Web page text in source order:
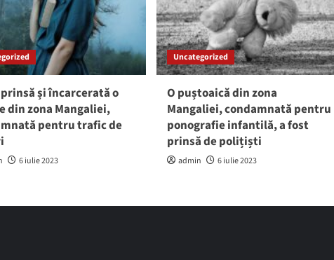
și încarcerată o
din zona Mangaliei,
pentru trafic de
6 iulie 2023
Uncategorized
O puștoaică din zona
Mangaliei, condamnată pentru
ponografie infantilă, a fost
prinsă de polițiști
admin 6 iulie 2023